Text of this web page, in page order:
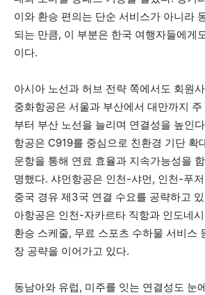
이와 환승 편의는 단순 서비스가 아니라
되는 만큼, 이 부분은 한국 여행자들에게
이다.
아시아 노선과 허브 전략 쪽에서도 회원
중화항공은 서울과 부산에서 대만까지
부터 부산 노선을 늘리며 연결성을 높인
항공은 C919를 중심으로 친환경 기단 확
운항을 통해 연료 효율과 지속가능성을
명했다. 샤먼항공은 인천-샤먼, 인천-푸
중국 경유 제3국 연결 수요를 공략하고
아항공은 인천-자카르타 직항과 인도네
환승 스케줄, 무료 스포츠 수하물 서비스
장 공략을 이어가고 있다.
동남아와 유럽, 미주를 잇는 연결성도 눈